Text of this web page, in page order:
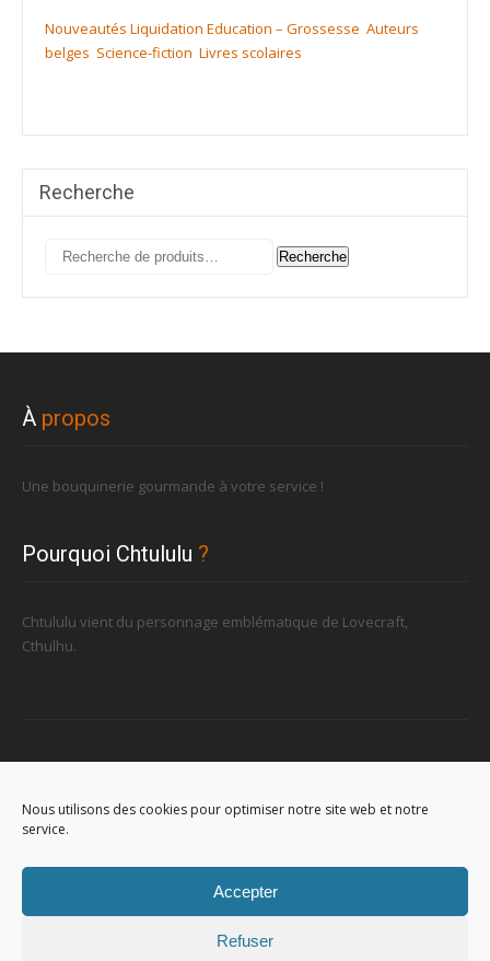
Nous utilisons des cookies pour optimiser notre site web et notre
service.
Accepter
Refuser
Nouveautés Liquidation Education – Grossesse Auteurs
belges Science-fiction Livres scolaires
Recherche
Recherche
Recherche
À propos
Une bouquinerie gourmande à votre service !
Pourquoi Chtululu ?
Chtululu vient du personnage emblématique de Lovecraft,
Cthulhu.